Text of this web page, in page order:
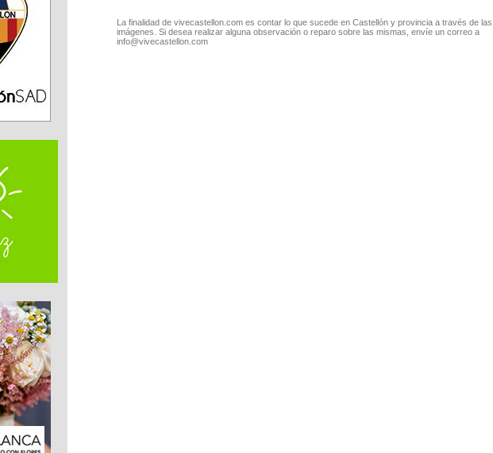
La finalidad de vivecastellon.com es contar lo que sucede en Castellón y provincia a través de las
imágenes. Si desea realizar alguna observación o reparo sobre las mismas, envíe un correo a
info@vivecastellon.com